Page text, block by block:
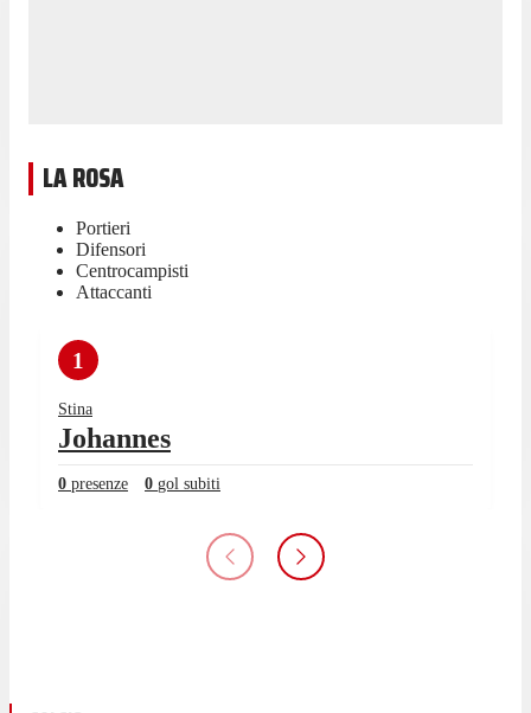
LA ROSA
Portieri
Difensori
Centrocampisti
Attaccanti
1
Stina
Johannes
0 presenze 0 gol subiti